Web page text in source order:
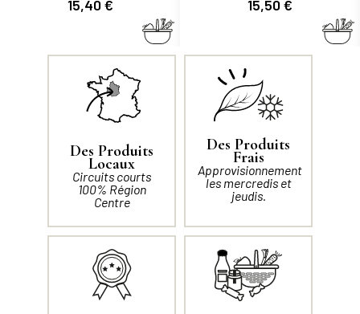
Prix
15,40 € Prix
15,50 €
Des Produits
Locaux
Circuits courts
100% Région
Centre
Des Produits
Frais
Approvisionnement
les mercredis et
jeudis.